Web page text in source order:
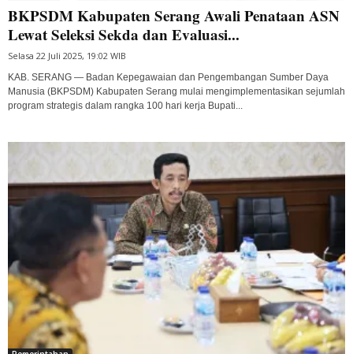
BKPSDM Kabupaten Serang Awali Penataan ASN
Lewat Seleksi Sekda dan Evaluasi...
Selasa 22 Juli 2025, 19:02 WIB
KAB. SERANG — Badan Kepegawaian dan Pengembangan Sumber Daya
Manusia (BKPSDM) Kabupaten Serang mulai mengimplementasikan sejumlah
program strategis dalam rangka 100 hari kerja Bupati...